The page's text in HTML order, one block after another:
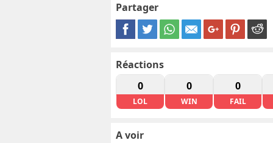
Partager
Réactions
0
LOL
0
WIN
0
FAIL
A voir